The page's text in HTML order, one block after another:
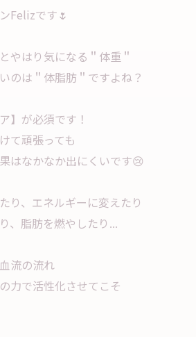
Felizです🌷
やはり気になる＂体重＂
のは＂体脂肪＂ですよね？
】が必須です！
て頑張っても
はなかなか出にくいです😢
り、エネルギーに変えたり
、脂肪を燃やしたり...
流の流れ
力で活性化させてこそ